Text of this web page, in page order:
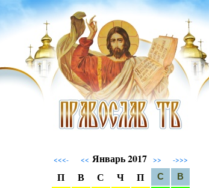
<<<- << Январь 2017 >> ->>>
П В С Ч П С
В